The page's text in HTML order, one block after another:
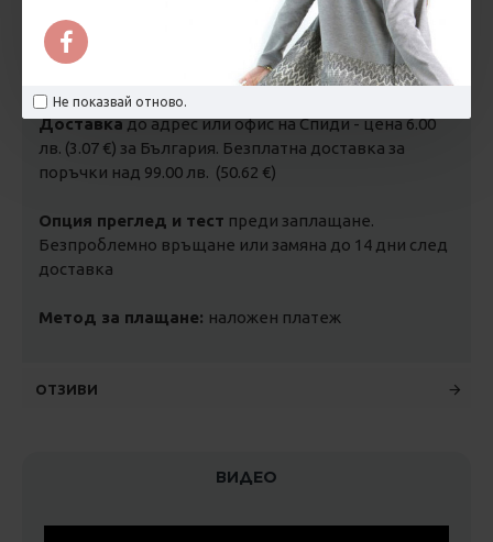
Не показвай отново.
Срок за доставка: 1-5 дни задрехи
, 2-3 дни за
завивки и възглавници с гъши и патешки пух , 5-7
продукти по поръчка.
Доставкадо адрес или офис на Спиди - цена 6.00
лв. (3.07 €) за България. Безплатна доставка за
поръчки над 99.00 лв. (50.62 €)
Опция преглед и тест преди заплащане.
Безпроблемно връщане или замяна до 14 дни след
доставка
Метод за плащане: наложен платеж
ОТЗИВИ
ВИДЕО